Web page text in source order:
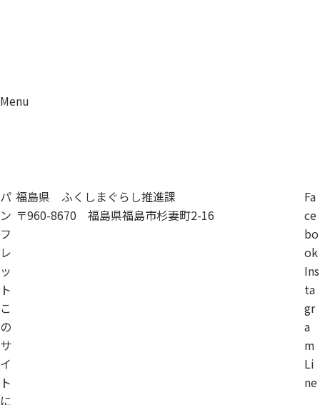
Menu
パ
ン
フ
レ
ッ
ト
こ
の
サ
イ
ト
に
福島県 ふくしまぐらし推進課
〒960-8670 福島県福島市杉妻町2-16
Fa
ce
bo
ok
Ins
ta
gr
a
m
Li
ne